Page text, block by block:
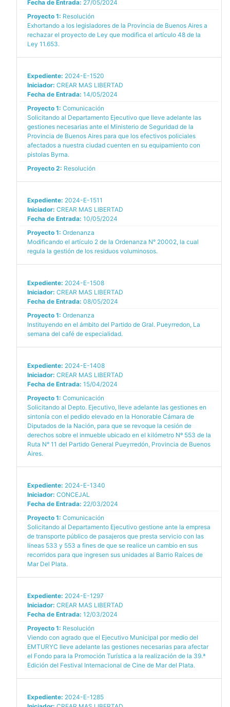
Fecha de Entrada: 27/05/2024
Proyecto 1: Resolución
Exhortando a los legisladores de la Provincia de Buenos Aires a
rechazar el proyecto de Ley que modifica el artículo 48 de la
Ley 11.653.
Expediente: 2024-E-1520
Iniciador: CREAR MAS LIBERTAD
Fecha de Entrada: 14/05/2024
Proyecto 1: Comunicación
Solicitando al Departamento Ejecutivo que lleve adelante las
gestiones necesarias ante el Ministerio de Seguridad de la
Provincia de Buenos Aires para que los efectivos policiales
afectados a nuestra ciudad cuenten en su equipamiento con
pistolas Byrna.
Proyecto 2: Resolución
Expediente: 2024-E-1511
Iniciador: CREAR MAS LIBERTAD
Fecha de Entrada: 10/05/2024
Proyecto 1: Ordenanza
Modificando el artículo 2 de la Ordenanza N° 20002, la cual
regula la gestión de los residuos voluminosos.
Expediente: 2024-E-1508
Iniciador: CREAR MAS LIBERTAD
Fecha de Entrada: 08/05/2024
Proyecto 1: Ordenanza
Instituyendo en el ámbito del Partido de Gral. Pueyrredon, La
semana del café de especialidad.
Expediente: 2024-E-1408
Iniciador: CREAR MAS LIBERTAD
Fecha de Entrada: 15/04/2024
Proyecto 1: Comunicación
Solicitando al Depto. Ejecutivo, lleve adelante las gestiones en
sintonía con el pedido elevado en la Honorable Cámara de
Diputados de la Nación, para que se revoque la cesión de
derechos sobre el inmueble ubicado en el kilómetro Nº 553 de la
Ruta N° 11 del Partido General Pueyrredón, Provincia de Buenos
Aires.
Expediente: 2024-E-1340
Iniciador: CONCEJAL
Fecha de Entrada: 22/03/2024
Proyecto 1: Comunicación
Solicitando al Departamento Ejecutivo gestione ante la empresa
de transporte público de pasajeros que presta servicio con las
líneas 533 y 553 a fines de que se realice un cambio en sus
recorridos para que ingresen sus unidades al Barrio Raíces de
Mar Del Plata.
Expediente: 2024-E-1297
Iniciador: CREAR MAS LIBERTAD
Fecha de Entrada: 12/03/2024
Proyecto 1: Resolución
Viendo con agrado que el Ejecutivo Municipal por medio del
EMTURYC lleve adelante las gestiones necesarias para afectar
el Fondo para la Promoción Turística a la realización de la 39.ª
Edición del Festival Internacional de Cine de Mar del Plata.
Expediente: 2024-E-1285